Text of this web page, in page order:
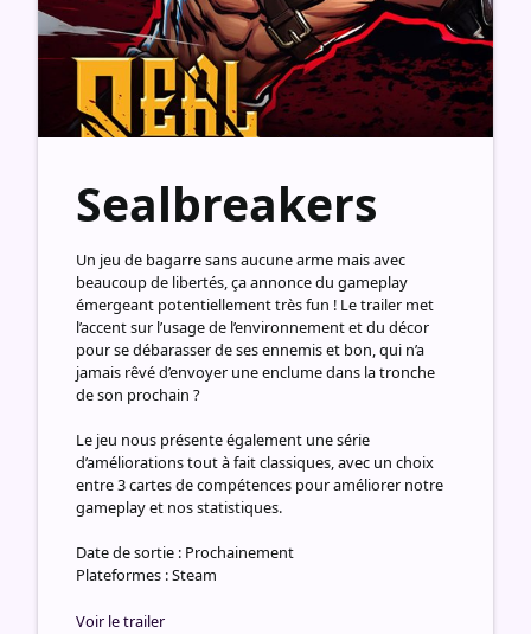
Sealbreakers
Un jeu de bagarre sans aucune arme mais avec
beaucoup de libertés, ça annonce du gameplay
émergeant potentiellement très fun ! Le trailer met
l’accent sur l’usage de l’environnement et du décor
pour se débarasser de ses ennemis et bon, qui n’a
jamais rêvé d’envoyer une enclume dans la tronche
de son prochain ?
Le jeu nous présente également une série
d’améliorations tout à fait classiques, avec un choix
entre 3 cartes de compétences pour améliorer notre
gameplay et nos statistiques.
Date de sortie : Prochainement
Plateformes : Steam
Voir le trailer